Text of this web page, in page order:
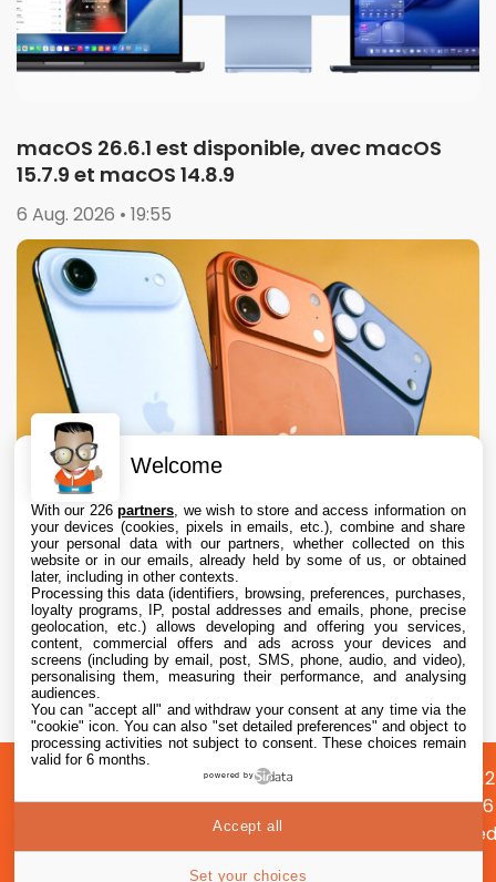
macOS 26.6.1 est disponible, avec macOS
15.7.9 et macOS 14.8.9
6 Aug. 2026 • 19:55
Apple augmente les valeurs de reprise des
iPhone, iPad, Mac et Apple Watch
6 Aug. 2026 • 19:02
propos
Préférences
cookies
Confidentialité
©
2026
|
Welcome
With our 226partners , we wish to store and access information on
your devices (cookies, pixels in emails, etc.), combine and share
your personal data with our partners, whether collected on this
website or in our emails, already held by some of us, or obtained
later, including in other contexts.
Processing this data (identifiers, browsing, preferences, purchases,
loyalty programs, IP, postal addresses and emails, phone, precise
geolocation, etc.) allows developing and offering you services,
content, commercial offers and ads across your devices and
screens (including by email, post, SMS, phone, audio, and video),
personalising them, measuring their performance, and analysing
audiences.
You can "accept all" and withdraw your consent at any time via the
"cookie" icon. You can also "set detailed preferences" and object to
processing activities not subject to consent. These choices remain
valid for 6 months.
powered by
Set your choices
Accept all